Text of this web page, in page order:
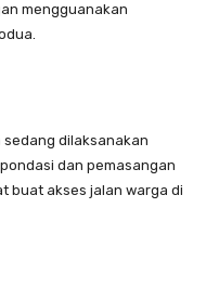
mengguanakan
sedang dilaksanakan
dan pemasangan
buat akses jalan warga di